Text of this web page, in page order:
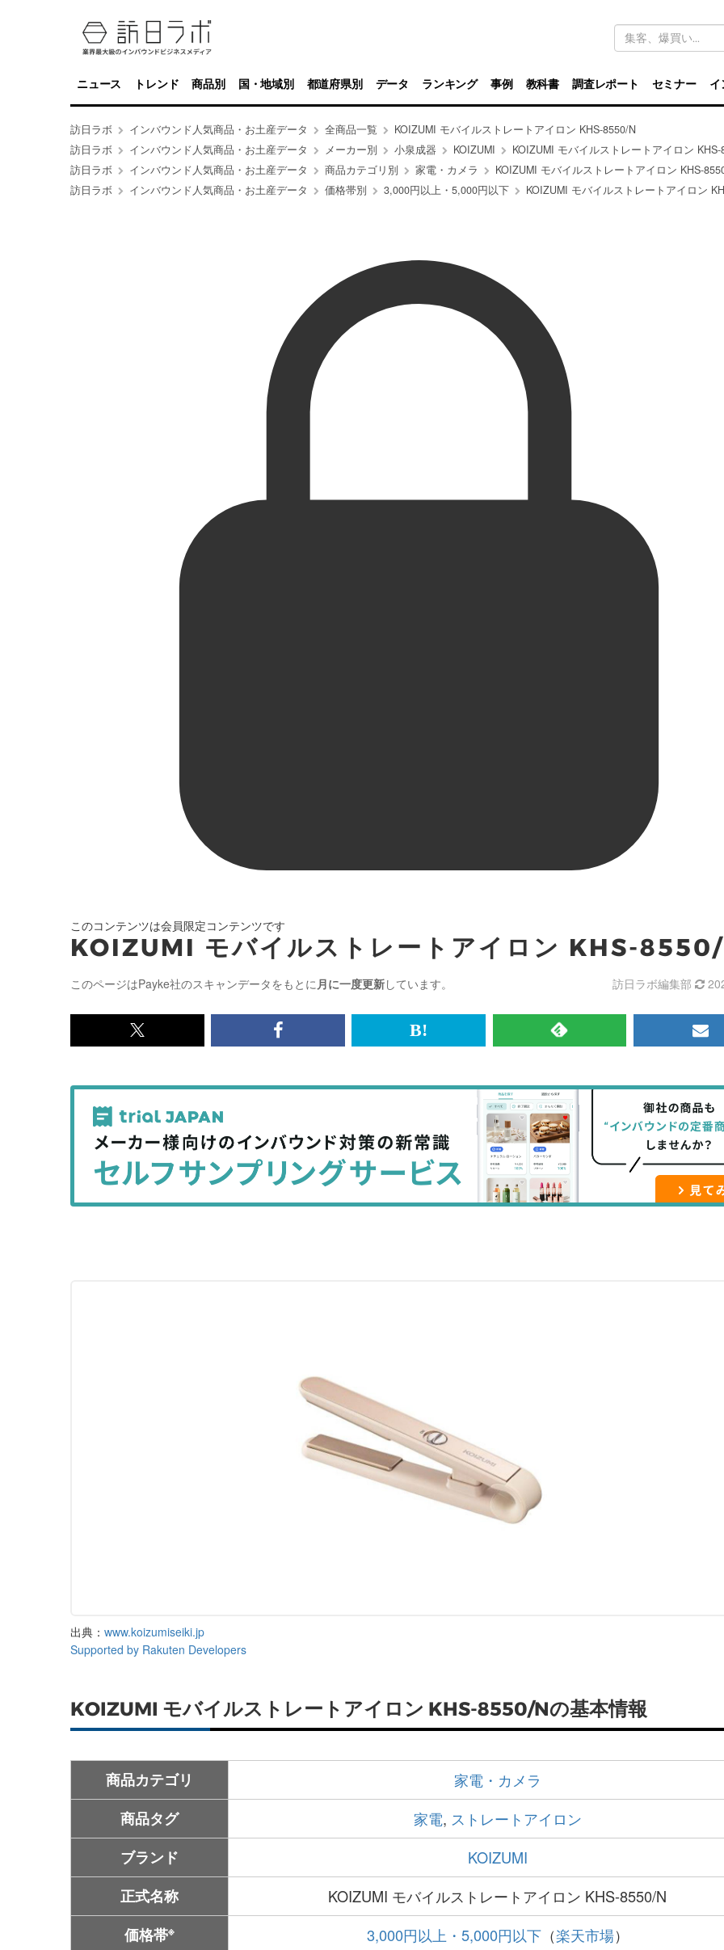
キ
ワ
ド
検
索
ニュース トレンド 商品別 国・地域別 都道府県別 データ ランキング 事例 教科書 調査レポート セミナー イ
訪日ラボ インバウンド人気商品・お土産データ 全商品一覧
KOIZUMI モバイルストレートアイロン KHS-8550/N
訪日ラボ
インバウンド人気商品・お土産データ メーカー別 小泉成器 KOIZUMI
KOIZUMI モバイルストレートアイロン KHS-
訪日ラボ
インバウンド人気商品・お土産データ 商品カテゴリ別 家電・カメラ
KOIZUMI モバイルストレートアイロン KHS-
訪日ラボ
インバウンド人気商品・お土産データ 価格帯別 3,000円以上・5,000円以下 KOIZUMI モバイルストレートアイロン KHS-
このコンテンツは会員限定コンテンツです
KOIZUMI モバイルストレートアイロン KHS-
このページはPayke社のスキャンデータをもとに 月に一度更新しています。 訪日ラボ編集部
x<br>
記
事
を
シ
ェ
Facebook<br>
記
を
シ
ェ
は
な
ッ
ク
マ
RSS
記
事
を
購
読
メ
マ
ガ
登
録
す
出典： www.koizumiseiki.jp
Supported by Rakuten Developers
KOIZUMI モバイルストレートアイロン KHS-8550/Nの基本情報
商品カテゴリ
家電・カメラ
商品タグ
家電, ストレートアイロン
ブランド
KOIZUMI
正式名称
KOIZUMI モバイルストレートアイロン KHS-8550/N
価格帯※ 3,000円以上・5,000円以下（楽天市場）